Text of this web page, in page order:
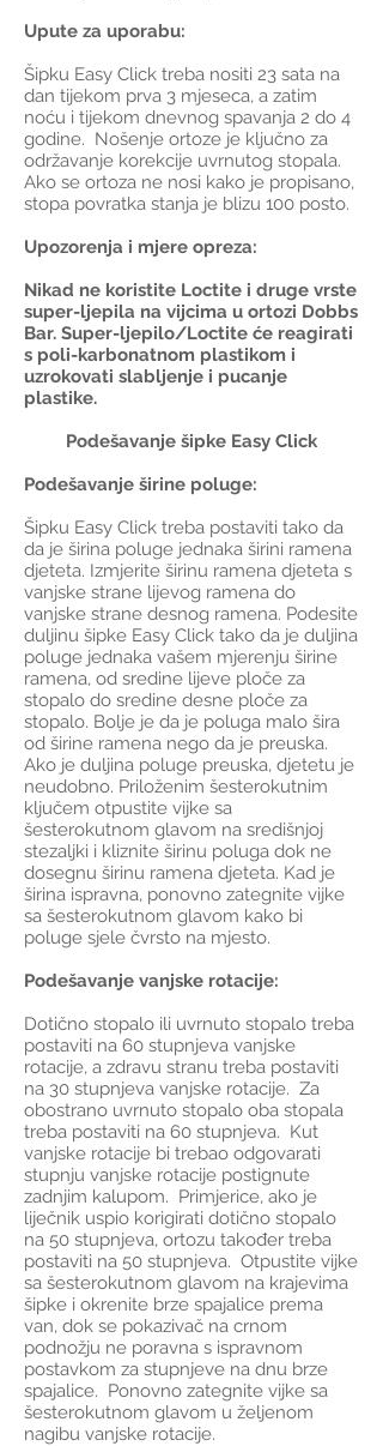
Upute za uporabu:
Šipku Easy Click treba nositi 23 sata na
dan tijekom prva 3 mjeseca, a zatim
noću i tijekom dnevnog spavanja 2 do 4
godine. Nošenje ortoze je ključno za
održavanje korekcije uvrnutog stopala.
Ako se ortoza ne nosi kako je propisano,
stopa povratka stanja je blizu 100 posto.
Upozorenja i mjere opreza:
Nikad ne koristite Loctite i druge vrste
super-ljepila na vijcima u ortozi Dobbs
Bar. Super-ljepilo/Loctite će reagirati
s poli-karbonatnom plastikom i
uzrokovati slabljenje i pucanje
plastike.
Podešavanje šipke Easy Click
Podešavanje širine poluge:
Šipku Easy Click treba postaviti tako da
da je širina poluge jednaka širini ramena
djeteta. Izmjerite širinu ramena djeteta s
vanjske strane lijevog ramena do
vanjske strane desnog ramena. Podesite
duljinu šipke Easy Click tako da je duljina
poluge jednaka vašem mjerenju širine
ramena, od sredine lijeve ploče za
stopalo do sredine desne ploče za
stopalo. Bolje je da je poluga malo šira
od širine ramena nego da je preuska.
Ako je duljina poluge preuska, djetetu je
neudobno. Priloženim šesterokutnim
ključem otpustite vijke sa
šesterokutnom glavom na središnjoj
stezaljki i kliznite širinu poluga dok ne
dosegnu širinu ramena djeteta. Kad je
širina ispravna, ponovno zategnite vijke
sa šesterokutnom glavom kako bi
poluge sjele čvrsto na mjesto.
Podešavanje vanjske rotacije:
Dotično stopalo ili uvrnuto stopalo treba
postaviti na 60 stupnjeva vanjske
rotacije, a zdravu stranu treba postaviti
na 30 stupnjeva vanjske rotacije. Za
obostrano uvrnuto stopalo oba stopala
treba postaviti na 60 stupnjeva. Kut
vanjske rotacije bi trebao odgovarati
stupnju vanjske rotacije postignute
zadnjim kalupom. Primjerice, ako je
liječnik uspio korigirati dotično stopalo
na 50 stupnjeva, ortozu također treba
postaviti na 50 stupnjeva. Otpustite vijke
sa šesterokutnom glavom na krajevima
šipke i okrenite brze spajalice prema
van, dok se pokazivač na crnom
podnožju ne poravna s ispravnom
postavkom za stupnjeve na dnu brze
spajalice. Ponovno zategnite vijke sa
šesterokutnom glavom u željenom
nagibu vanjske rotacije.